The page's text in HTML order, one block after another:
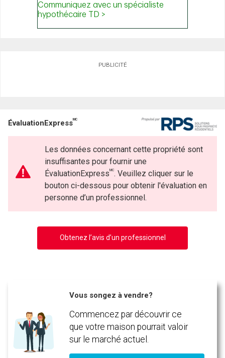
PUBLICITÉ
ÉvaluationExpressMC
Les données concernant cette propriété sont
insuffisantes pour fournir une
ÉvaluationExpressMC. Veuillez cliquer sur le
bouton ci-dessous pour obtenir l'évaluation en
personne d’un professionnel.
Obtenez l’avis d’un professionnel
Vous songez à vendre?
Commencez par découvrir ce
que votre maison pourrait valoir
sur le marché actuel.